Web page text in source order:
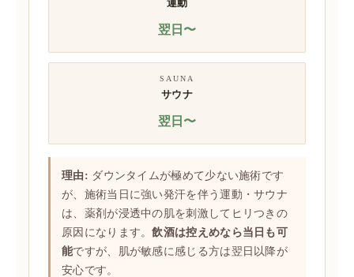
運動
翌日〜
SAUNA
サウナ
翌日〜
理由: ダウンタイムが極めて少ない施術です
が、施術当日に強い発汗を伴う運動・サウナ
は、薬剤が浸透中の肌を刺激してヒリつきの
原因になります。飲酒は控えめなら当日も可
能ですが、肌が敏感に感じる方は翌日以降が
安心です。